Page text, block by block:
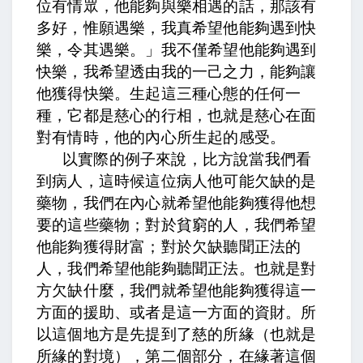
位有情眾，他能夠與樂相遇的話，那該有
多好，惟願遇樂， 我真希望他能夠遇到快
樂，令其遇樂。」 我不僅希望他能夠遇到
快樂，我希望透由我的一己之力，能夠讓
他獲得快樂。生起這三種心態的任何一
種，它都是慈心的行相，也就是慈心在面
對有情時，他的內心所生起的感受。
以實際的例子來說，比方說當我們看
到病人，這時候這位病人他可能欠缺的是
藥物，我們在內心就希望他能夠獲得他想
要的這些藥物；對於貧窮的人，我們希望
他能夠獲得財富；對於欠缺聽聞正法的
人，我們希望他能夠聽聞正法。也就是對
方欠缺什麼，我們就希望他能夠獲得這一
方面的援助、或者是這一方面的資財。所
以這個地方是先提到了慈的所緣（也就是
所緣的對境），第二個部分，在緣著這個